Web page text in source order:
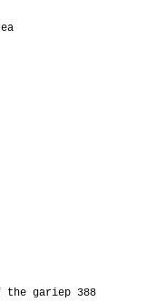
gariep 388